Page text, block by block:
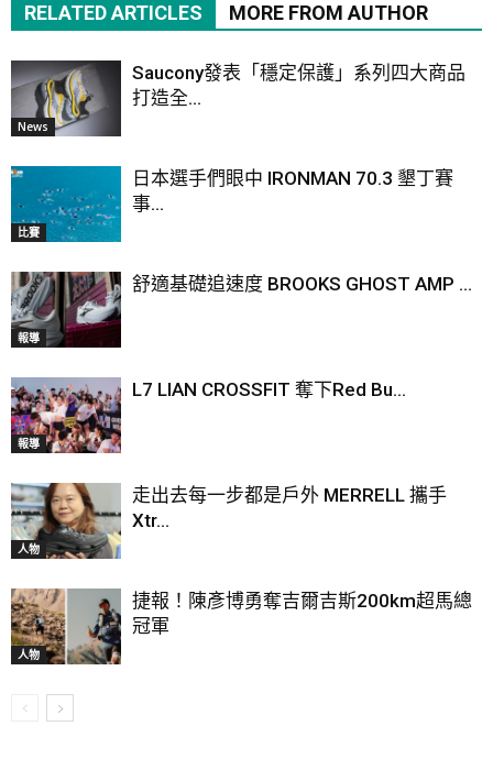
RELATED ARTICLES MORE FROM AUTHOR
News
Saucony發表「穩定保護」系列四大商品
打造全...
比賽
日本選手們眼中 IRONMAN 70.3 墾丁賽
事...
報導
舒適基礎追速度 BROOKS GHOST AMP ...
報導
L7 LIAN CROSSFIT 奪下Red Bu...
人物
走出去每一步都是戶外 MERRELL 攜手
Xtr...
人物
捷報！陳彥博勇奪吉爾吉斯200km超馬總
冠軍